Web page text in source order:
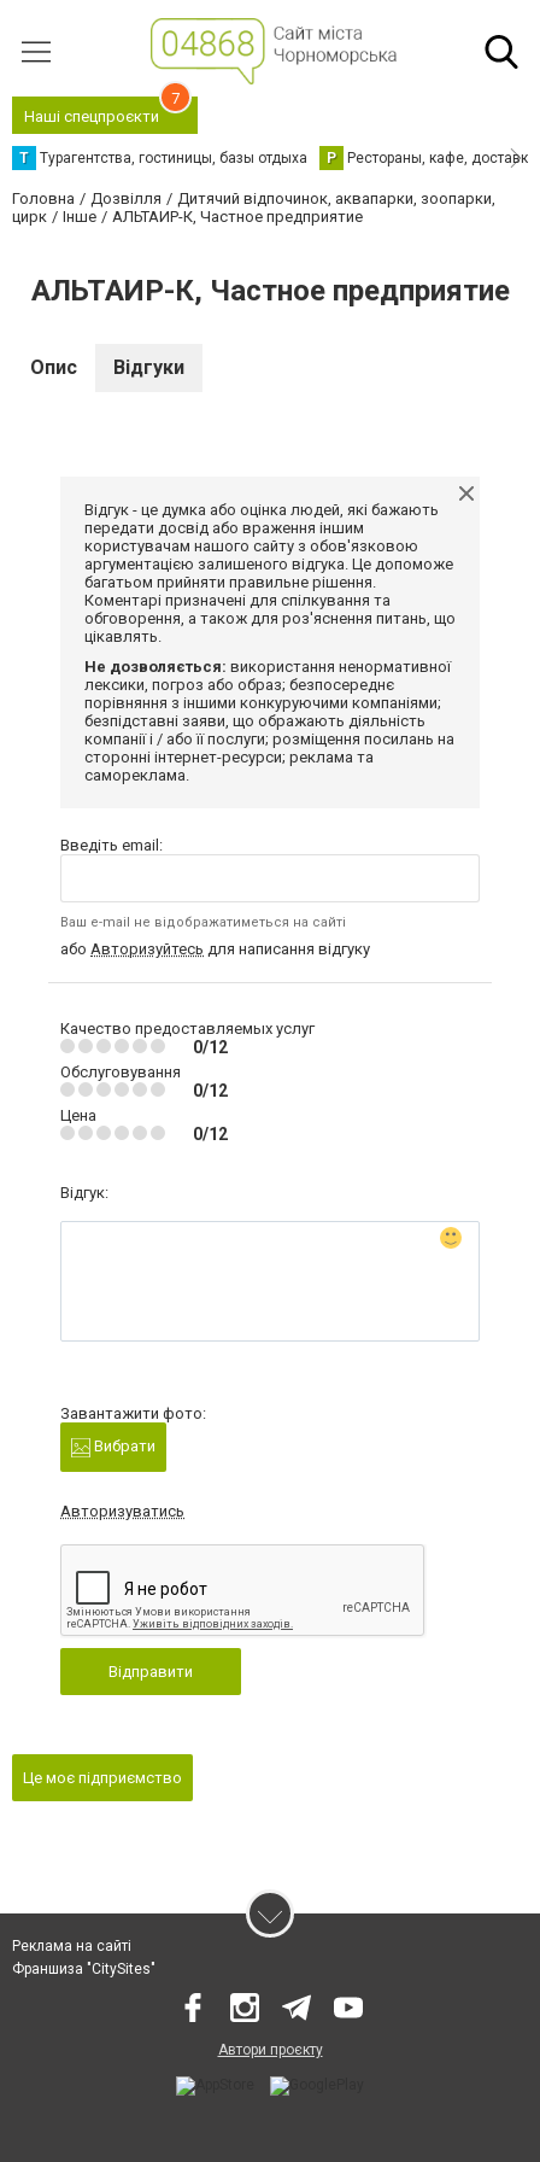
Наші спецпроєкти
7
Т Турагентства, гостиницы, базы отдыха Р Рестораны, кафе,
Головна Дозвілля
Дитячий відпочинок, аквапарки, зоопарки,
цирк
Інше АЛЬТАИР-К, Частное предприятие
АЛЬТАИР-К, Частное предприятие
Опис Відгуки
Відгук - це думка або оцінка людей, які бажають
передати досвід або враження іншим
користувачам нашого сайту з обов'язковою
аргументацією залишеного відгука. Це допоможе
багатьом прийняти правильне рішення.
Коментарі призначені для спілкування та
обговорення, а також для роз'яснення питань, що
цікавлять.
Не дозволяється: використання ненормативної
лексики, погроз або образ; безпосереднє
порівняння з іншими конкуруючими компаніями;
безпідставні заяви, що ображають діяльність
компанії і / або її послуги; розміщення посилань на
сторонні інтернет-ресурси; реклама та
самореклама.
Введіть email:
Ваш e-mail не відображатиметься на сайті
або Авторизуйтесь для написання відгуку
Качество предоставляемых услуг
0/12
Обслуговування
0/12
Цена
0/12
Відгук:
Завантажити фото:
Вибрати
Авторизуватись
Відправити
Це моє підприємство
Реклама на сайті
Франшиза "CitySites"
Автори проєкту